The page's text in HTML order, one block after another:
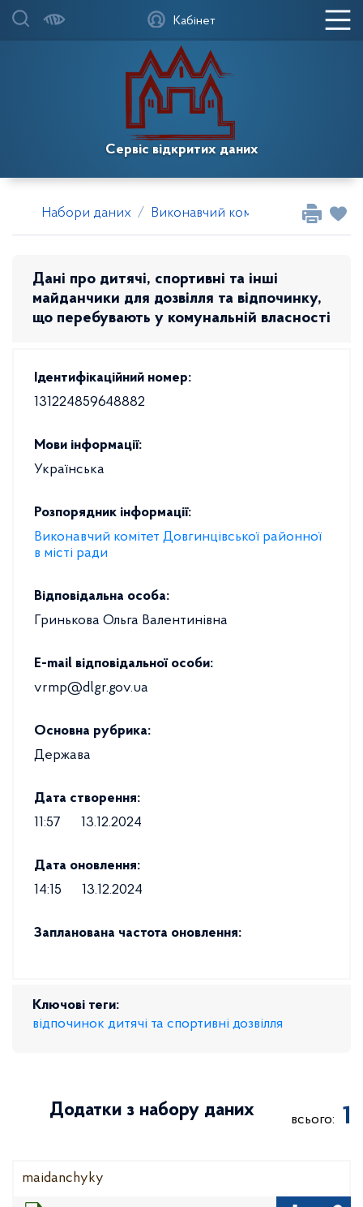
Сервіс відкритих даних
Кабінет
Набори даних Виконавчий комітет
Дані про дитячі, спортивні та інші
майданчики для дозвілля та відпочинку,
що перебувають у комунальній власності
Ідентифікаційний номер:
131224859648882
Мови інформації:
Українська
Розпорядник інформації:
Виконавчий комітет Довгинцівської районної
в місті ради
Відповідальна особа:
Гринькова Ольга Валентинівна
E-mail відповідальної особи:
vrmp@dlgr.gov.ua
Основна рубрика:
Держава
Дата створення:
11:57
13.12.2024
Дата оновлення:
14:15
13.12.2024
Запланована частота оновлення:
Ключові теги:
відпочинок дитячі та спортивні дозвілля
Додатки з набору даних всього: 1
maidanchyky